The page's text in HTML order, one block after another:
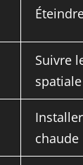
Suivre
spatiale
chaude